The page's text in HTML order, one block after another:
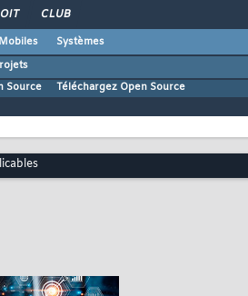
CLUB
Mobiles
Systèmes
Source Téléchargez Open Source